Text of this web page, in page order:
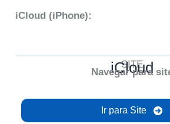
iCloud (iPhone):
SITE
iCloud
Navegar para
Ir para Site